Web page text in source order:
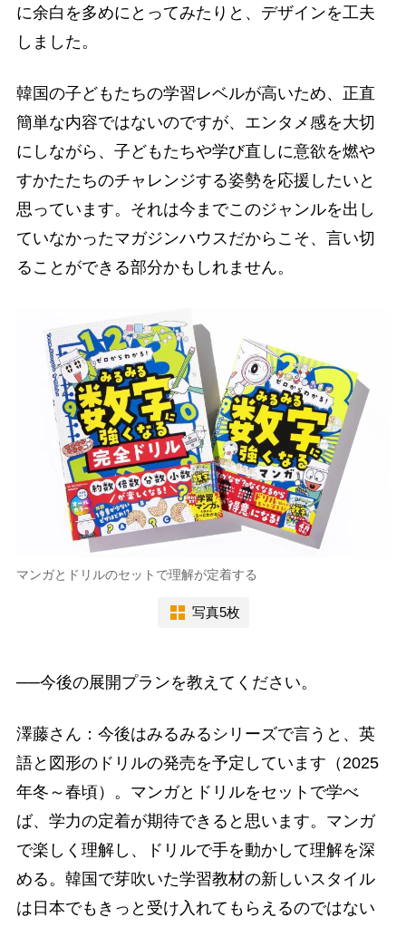
に余白を多めにとってみたりと、デザインを工夫
しました。
韓国の子どもたちの学習レベルが高いため、正直
簡単な内容ではないのですが、エンタメ感を大切
にしながら、子どもたちや学び直しに意欲を燃や
すかたたちのチャレンジする姿勢を応援したいと
思っています。それは今までこのジャンルを出し
ていなかったマガジンハウスだからこそ、言い切
ることができる部分かもしれません。
マンガとドリルのセットで理解が定着する
写真5枚
──今後の展開プランを教えてください。
澤藤さん：今後はみるみるシリーズで言うと、英
語と図形のドリルの発売を予定しています（2025
年冬～春頃）。マンガとドリルをセットで学べ
ば、学力の定着が期待できると思います。マンガ
で楽しく理解し、ドリルで手を動かして理解を深
める。韓国で芽吹いた学習教材の新しいスタイル
は日本でもきっと受け入れてもらえるのではない